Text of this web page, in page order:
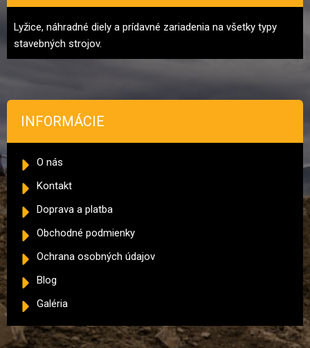
Lyžice, náhradné diely a prídavné zariadenia na všetky typy
stavebných strojov.
INFORMÁCIE
O nás
Kontakt
Doprava a platba
Obchodné podmienky
Ochrana osobných údajov
Blog
Galéria